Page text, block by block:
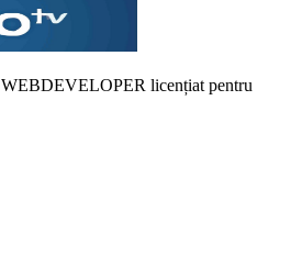
WEBDEVELOPER licențiat pentru